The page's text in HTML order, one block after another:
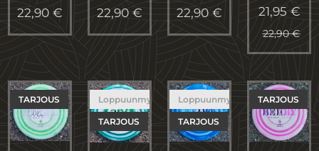
22,90 € 22,90 € 22,90€ 21,95€
22,90€
TARJOUS Loppuunmyyty
TARJOUS
Loppuunmyyty
TARJOUS
TARJOUS